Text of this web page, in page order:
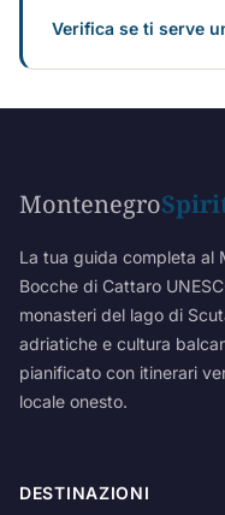
Verifica se ti serve
Montenegro
La tua guida completa al
Bocche di Cattaro
monasteri del lago di
adriatiche e cultura
pianificato con itinerari
locale onesto.
DESTINAZIONI